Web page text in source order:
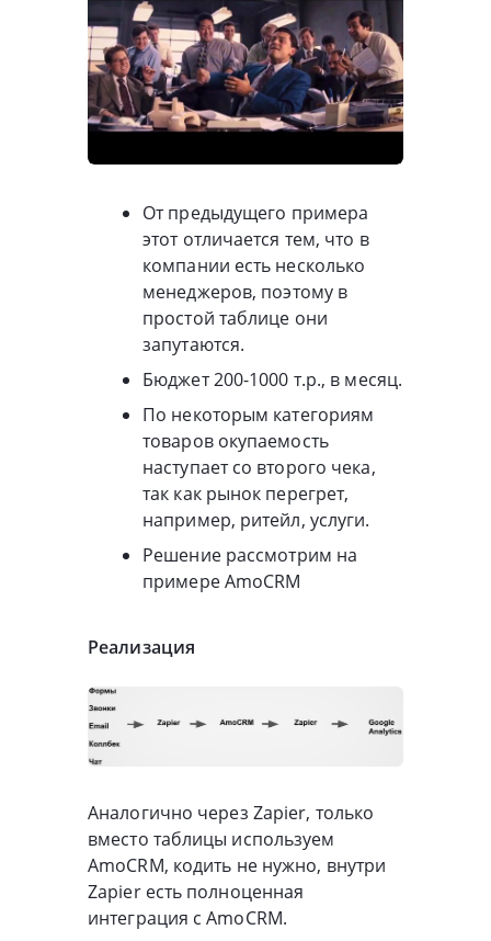
От предыдущего примера
этот отличается тем, что в
компании есть несколько
менеджеров, поэтому в
простой таблице они
запутаются.
Бюджет 200-1000 т.р., в месяц.
По некоторым категориям
товаров окупаемость
наступает со второго чека,
так как рынок перегрет,
например, ритейл, услуги.
Решение рассмотрим на
примере AmoCRM
Реализация
Аналогично через Zapier, только
вместо таблицы используем
AmoCRM, кодить не нужно, внутри
Zapier есть полноценная
интеграция с AmoCRM.